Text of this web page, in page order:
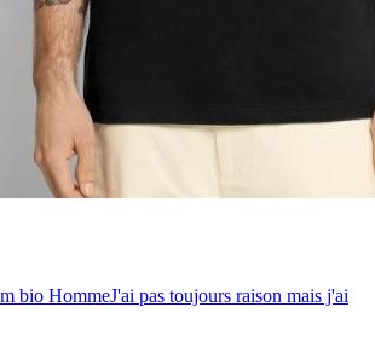
bio HommeJ'ai pas toujours raison mais j'ai